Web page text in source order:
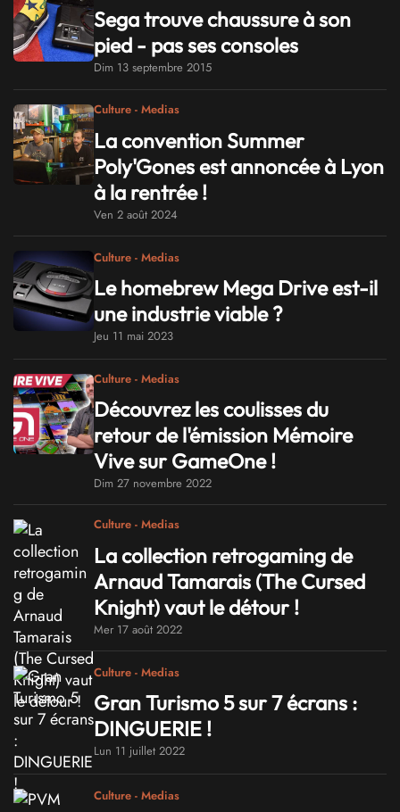
Sega trouve chaussure à son
pied - pas ses consoles
Dim 13 septembre 2015
Culture - Medias
La convention Summer
Poly'Gones est annoncée à Lyon
à la rentrée !
Ven 2 août 2024
Culture - Medias
Le homebrew Mega Drive est-il
une industrie viable ?
Jeu 11 mai 2023
Culture - Medias
Découvrez les coulisses du
retour de l'émission Mémoire
Vive sur GameOne !
Dim 27 novembre 2022
Culture - Medias
La collection retrogaming de
Arnaud Tamarais (The Cursed
Knight) vaut le détour !
Mer 17 août 2022
Culture - Medias
Gran Turismo 5 sur 7 écrans :
DINGUERIE !
Lun 11 juillet 2022
Culture - Medias